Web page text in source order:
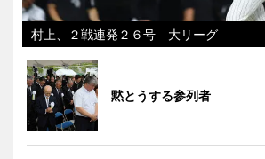
村上、２戦連発２６号 大リーグ
黙とうする参列者